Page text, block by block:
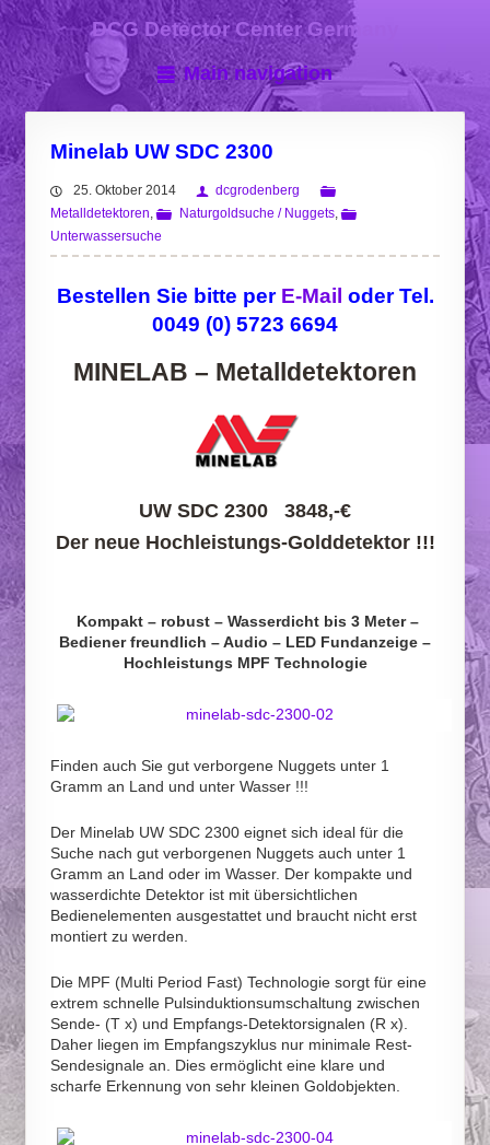
DCG Detector Center Germany
Main navigation
Minelab UW SDC 2300
25. Oktober 2014
dcgrodenberg
Metalldetektoren, Naturgoldsuche / Nuggets,
Unterwassersuche
Bestellen Sie bitte per E-Mail oder Tel.
0049 (0) 5723 6694
MINELAB – Metalldetektoren
UW SDC 2300 3848,-€
Der neue Hochleistungs-Golddetektor !!!
Kompakt – robust – Wasserdicht bis 3 Meter –
Bediener freundlich – Audio – LED Fundanzeige –
Hochleistungs MPF Technologie
Finden auch Sie gut verborgene Nuggets unter 1
Gramm an Land und unter Wasser !!!
Der Minelab UW SDC 2300 eignet sich ideal für die
Suche nach gut verborgenen Nuggets auch unter 1
Gramm an Land oder im Wasser. Der kompakte und
wasserdichte Detektor ist mit übersichtlichen
Bedienelementen ausgestattet und braucht nicht erst
montiert zu werden.
Die MPF (Multi Period Fast) Technologie sorgt für eine
extrem schnelle Pulsinduktionsumschaltung zwischen
Sende- (T x) und Empfangs-Detektorsignalen (R x).
Daher liegen im Empfangszyklus nur minimale Rest-
Sendesignale an. Dies ermöglicht eine klare und
scharfe Erkennung von sehr kleinen Goldobjekten.